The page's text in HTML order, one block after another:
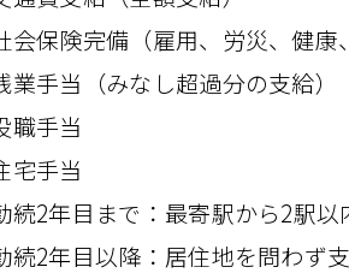
保険完備​（雇用、​​労災、​​健康
手当​（みなし超過分の​​支給）
手当
手当
続2年目まで​​：最寄駅から​​2駅
続2年目以降​​：居住地を​​問わず​​